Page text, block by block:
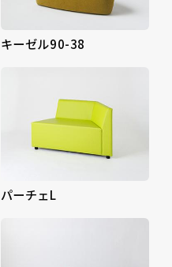
キーゼル90-38
パーチェL